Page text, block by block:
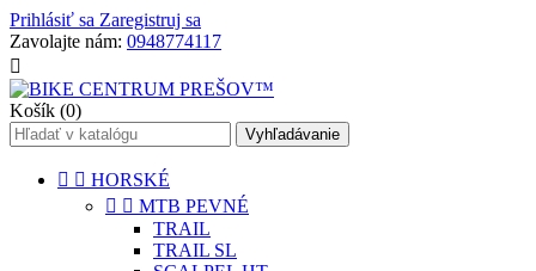
Prihlásiť sa Zaregistruj sa
Zavolajte nám: 0948774117

Košík (0)
Vyhľadávanie
  HORSKÉ
  MTB PEVNÉ
TRAIL
TRAIL SL